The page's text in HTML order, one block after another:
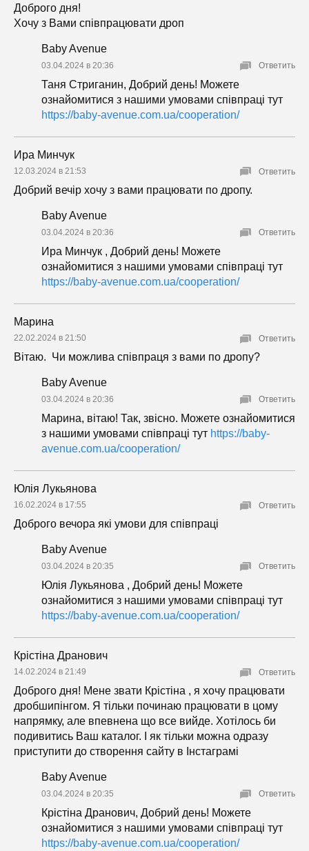
Доброго дня!
Хочу з Вами співпрацювати дроп
Baby Avenue
03.04.2024 в 20:36
Таня Стриганин, Добрий день! Можете
ознайомитися з нашими умовами співпраці тут
https://baby-avenue.com.ua/cooperation/
Ответить
Ира Минчук
12.03.2024 в 21:53
Добрий вечір хочу з вами працювати по дропу.
Ответить
Baby Avenue
03.04.2024 в 20:36
Ира Минчук , Добрий день! Можете
ознайомитися з нашими умовами співпраці тут
https://baby-avenue.com.ua/cooperation/
Ответить
Марина
22.02.2024 в 21:50
Вітаю. Чи можлива співпраця з вами по дропу?
Ответить
Baby Avenue
03.04.2024 в 20:36
Марина, вітаю! Так, звісно. Можете ознайомитися
з нашими умовами співпраці тут https://baby-
avenue.com.ua/cooperation/
Ответить
Юлія Лукьянова
16.02.2024 в 17:55
Доброго вечора які умови для співпраці
Ответить
Baby Avenue
03.04.2024 в 20:35
Юлія Лукьянова , Добрий день! Можете
ознайомитися з нашими умовами співпраці тут
https://baby-avenue.com.ua/cooperation/
Ответить
Крістіна Дранович
14.02.2024 в 21:49
Доброго дня! Мене звати Крістіна , я хочу працювати
дробшипінгом. Я тільки починаю працювати в цому
напрямку, але впевнена що все вийде. Хотілось би
подивитись Ваш каталог. І як тільки можна одразу
приступити до створення сайту в Інстаграмі
Ответить
Baby Avenue
03.04.2024 в 20:35
Крістіна Дранович, Добрий день! Можете
ознайомитися з нашими умовами співпраці тут
https://baby-avenue.com.ua/cooperation/
Ответить